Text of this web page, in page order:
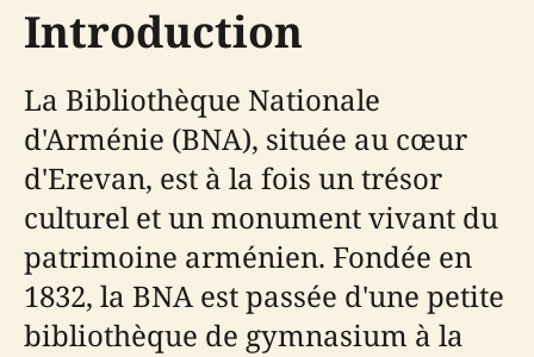
Introduction
La Bibliothèque Nationale
d'Arménie (BNA), située au cœur
d'Erevan, est à la fois un trésor
culturel et un monument vivant du
patrimoine arménien. Fondée en
1832, la BNA est passée d'une petite
bibliothèque de gymnasium à la